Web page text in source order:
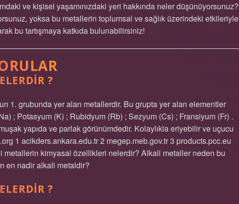
ve kişisel yaşamınızdaki yeri hakkında neler düşünüyorsunuz?
yoksa bu metallerin toplumsal ve sağlık üzerindeki etkileriyle
bu tartışmaya katkıda bulunabilirsiniz!
?
1. grubunda yer alan metallerdir. Bu grupta yer alan elementler
; Potasyum (K) ; Rubidyum (Rb) ; Sezyum (Cs) ; Fransiyum (Fr) .
yapıda ve parlak görünümdedir. Kolaylıkla eriyebilir ve uçucu
1 acikders.ankara.edu.tr 2 megep.meb.gov.tr 3 products.pcc.eu
metallerin kimyasal özellikleri nelerdir? Alkali metaller neden bu
en nadir alkali metaldir?
?